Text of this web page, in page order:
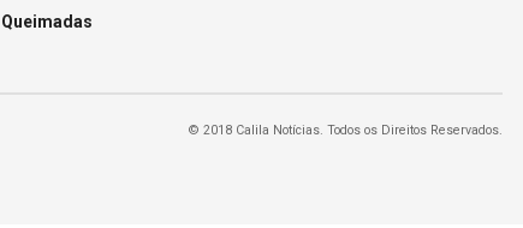
Queimadas
© 2018 Calila Notícias. Todos os Direitos Reservados.